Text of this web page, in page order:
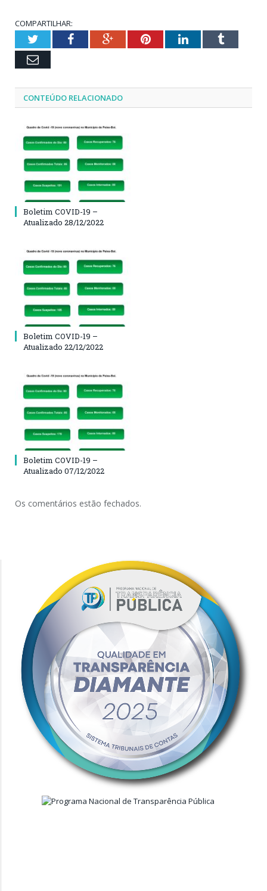
COMPARTILHAR:
TwitterFacebookGoogle+PinterestLinkedInTumblr
Email
CONTEÚDO RELACIONADO
Boletim COVID-19 –
Atualizado 28/12/2022
Boletim COVID-19 –
Atualizado 22/12/2022
Boletim COVID-19 –
Atualizado 07/12/2022
Os comentários estão fechados.